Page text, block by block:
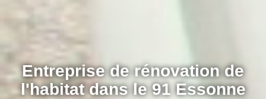
Entreprise de rénovation de
l'habitat dans le 91 Essonne